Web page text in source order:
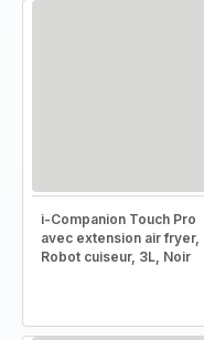
i-Companion Touch Pro
avec extension air fryer,
Robot cuiseur, 3L, Noir